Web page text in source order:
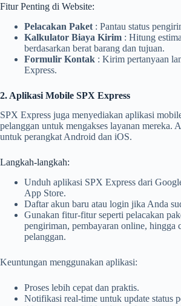
Fitur Penting di Website:
Pelacakan Paket : Pantau status
Kalkulator Biaya Kirim : Hitung
berdasarkan berat barang dan tujuan.
Formulir Kontak : Kirim pertanyaan
Express.
2. Aplikasi Mobile SPX Express
SPX Express juga menyediakan aplikasi
pelanggan untuk mengakses layanan mereka.
untuk perangkat Android dan iOS.
Langkah-langkah:
Unduh aplikasi SPX Express dari
App Store.
Daftar akun baru atau login jika Anda
Gunakan fitur-fitur seperti pelacakan
pengiriman, pembayaran online, hingga
pelanggan.
Keuntungan menggunakan aplikasi:
Proses lebih cepat dan praktis.
Notifikasi real-time untuk update status